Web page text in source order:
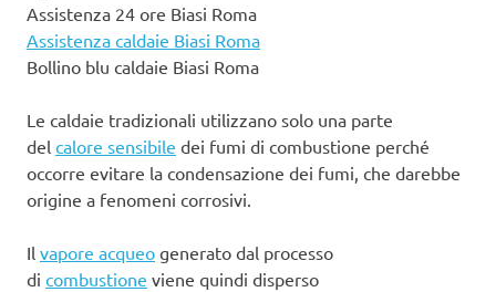
Assistenza 24 ore Biasi Roma
Assistenza caldaie Biasi Roma
Bollino blu caldaie Biasi Roma
Le caldaie tradizionali utilizzano solo una parte
del calore sensibile dei fumi di combustione perché
occorre evitare la condensazione dei fumi, che darebbe
origine a fenomeni corrosivi.
Il vapore acqueo generato dal processo
di combustione viene quindi disperso